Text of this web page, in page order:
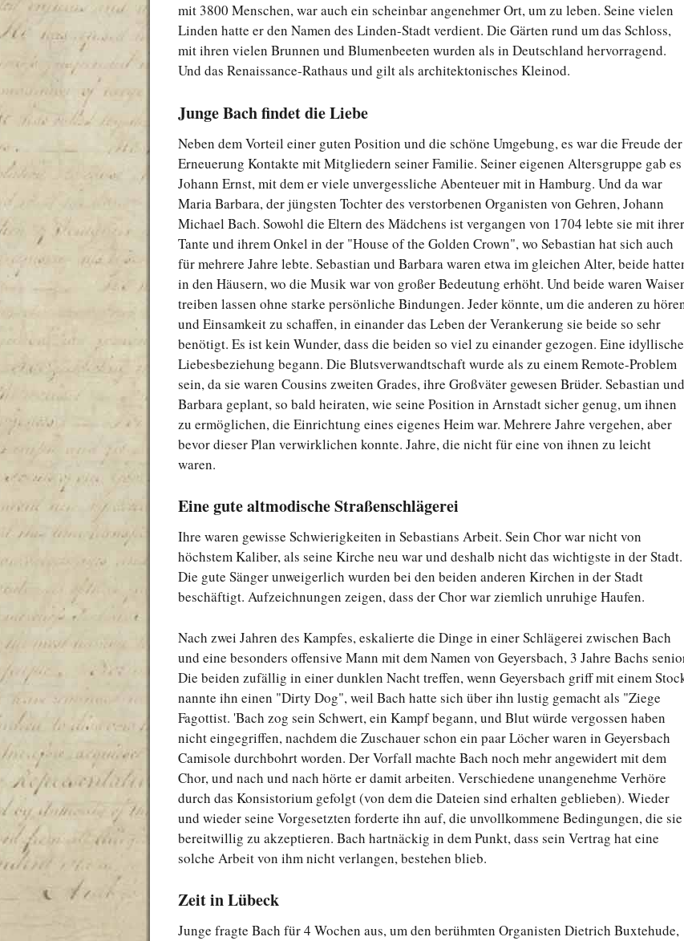
mit 3800 Menschen, war auch ein scheinbar angenehmer Ort, um zu leben. Seine vielen
Linden hatte er den Namen des Linden-Stadt verdient. Die Gärten rund um das Schloss,
mit ihren vielen Brunnen und Blumenbeeten wurden als in Deutschland hervorragend.
Und das Renaissance-Rathaus und gilt als architektonisches Kleinod.
Junge Bach findet die Liebe
Neben dem Vorteil einer guten Position und die schöne Umgebung, es war die Freude der
Erneuerung Kontakte mit Mitgliedern seiner Familie. Seiner eigenen Altersgruppe gab es
Johann Ernst, mit dem er viele unvergessliche Abenteuer mit in Hamburg. Und da war
Maria Barbara, der jüngsten Tochter des verstorbenen Organisten von Gehren, Johann
Michael Bach. Sowohl die Eltern des Mädchens ist vergangen von 1704 lebte sie mit ihrer
Tante und ihrem Onkel in der "House of the Golden Crown", wo Sebastian hat sich auch
für mehrere Jahre lebte. Sebastian und Barbara waren etwa im gleichen Alter, beide
in den Häusern, wo die Musik war von großer Bedeutung erhöht. Und beide waren
treiben lassen ohne starke persönliche Bindungen. Jeder könnte, um die anderen zu
und Einsamkeit zu schaffen, in einander das Leben der Verankerung sie beide so sehr
benötigt. Es ist kein Wunder, dass die beiden so viel zu einander gezogen. Eine idyllische
Liebesbeziehung begann. Die Blutsverwandtschaft wurde als zu einem Remote-Problem
sein, da sie waren Cousins ​​zweiten Grades, ihre Großväter gewesen Brüder. Sebastian und
Barbara geplant, so bald heiraten, wie seine Position in Arnstadt sicher genug, um ihnen
zu ermöglichen, die Einrichtung eines eigenes Heim war. Mehrere Jahre vergehen, aber
bevor dieser Plan verwirklichen konnte. Jahre, die nicht für eine von ihnen zu leicht
waren.
Eine gute altmodische Straßenschlägerei
Ihre waren gewisse Schwierigkeiten in Sebastians Arbeit. Sein Chor war nicht von
höchstem Kaliber, als seine Kirche neu war und deshalb nicht das wichtigste in der Stadt.
Die gute Sänger unweigerlich wurden bei den beiden anderen Kirchen in der Stadt
beschäftigt. Aufzeichnungen zeigen, dass der Chor war ziemlich unruhige Haufen.
Nach zwei Jahren des Kampfes, eskalierte die Dinge in einer Schlägerei zwischen Bach
und eine besonders offensive Mann mit dem Namen von Geyersbach, 3 Jahre Bachs
Die beiden zufällig in einer dunklen Nacht treffen, wenn Geyersbach griff mit einem
nannte ihn einen "Dirty Dog", weil Bach hatte sich über ihn lustig gemacht als "Ziege
Fagottist. 'Bach zog sein Schwert, ein Kampf begann, und Blut würde vergossen haben
nicht eingegriffen, nachdem die Zuschauer schon ein paar Löcher waren in Geyersbach
Camisole durchbohrt worden. Der Vorfall machte Bach noch mehr angewidert mit dem
Chor, und nach und nach hörte er damit arbeiten. Verschiedene unangenehme Verhöre
durch das Konsistorium gefolgt (von dem die Dateien sind erhalten geblieben). Wieder
und wieder seine Vorgesetzten forderte ihn auf, die unvollkommene Bedingungen, die sie
bereitwillig zu akzeptieren. Bach hartnäckig in dem Punkt, dass sein Vertrag hat eine
solche Arbeit von ihm nicht verlangen, bestehen blieb.
Zeit in Lübeck
Junge fragte Bach für 4 Wochen aus, um den berühmten Organisten Dietrich Buxtehude,